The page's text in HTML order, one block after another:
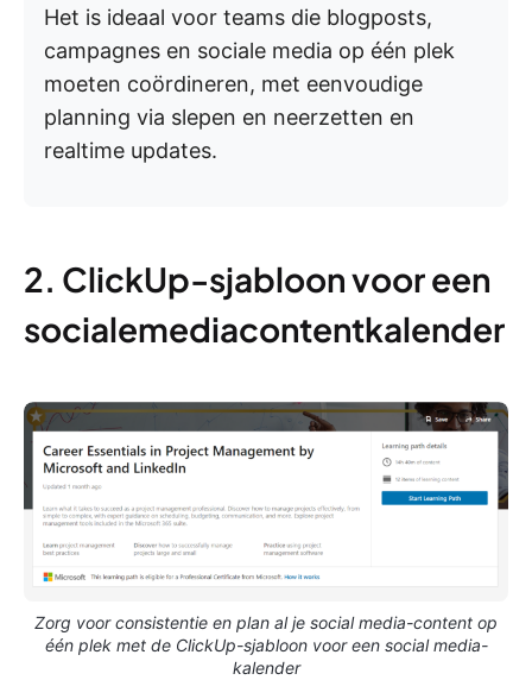
Het is ideaal voor teams die blogposts,
campagnes en sociale media op één plek
moeten coördineren, met eenvoudige
planning via slepen en neerzetten en
realtime updates.
2. ClickUp-sjabloon voor een
socialemediacontentkalender
Zorg voor consistentie en plan al je social media-content op
één plek met de ClickUp-sjabloon voor een social media-
kalender